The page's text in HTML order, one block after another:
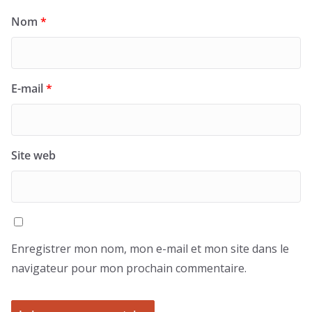
Nom *
E-mail*
Site web
Enregistrer mon nom, mon e-mail et mon site dans le
navigateur pour mon prochain commentaire.